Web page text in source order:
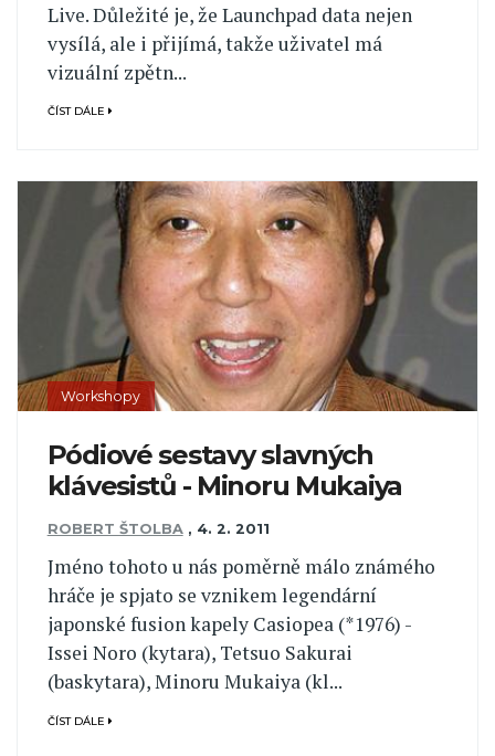
Live. Důležité je, že Launchpad data nejen
vysílá, ale i přijímá, takže uživatel má
vizuální zpětn...
ČÍST DÁLE
Workshopy
Pódiové sestavy slavných
klávesistů - Minoru Mukaiya
ROBERT ŠTOLBA , 4. 2. 2011
Jméno tohoto u nás poměrně málo známého
hráče je spjato se vznikem legendární
japonské fusion kapely Casiopea (*1976) -
Issei Noro (kytara), Tetsuo Sakurai
(baskytara), Minoru Mukaiya (kl...
ČÍST DÁLE